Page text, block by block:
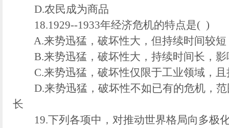
D.农民成为商品
18.1929--1933年经济危机的特点是( )
A.来势迅猛，破坏性大，但持续时间较短
B.来势迅猛，破坏性大，持续时间长，影
C.来势迅猛，破坏性仅限于工业领域，且
D.来势迅猛，破坏性不如已有的危机，范
长
19.下列各项中，对推动世界格局向多极